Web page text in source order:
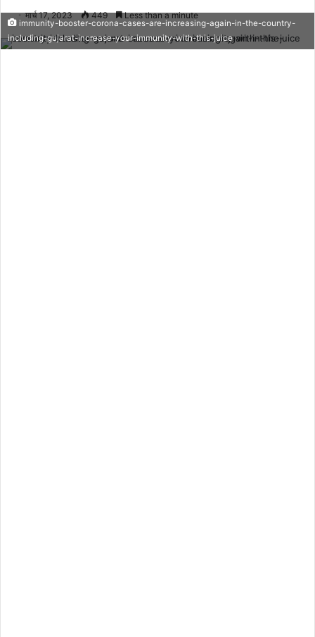
मार्च 17, 2023 449 Less than a minute
immunity-booster-corona-cases-are-increasing-again-in-the-country-
including-gujarat-increase-your-immunity-with-this-juice